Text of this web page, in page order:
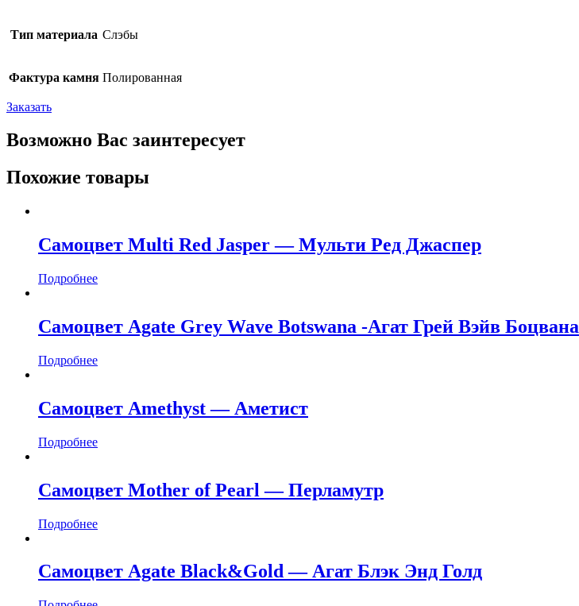
Тип материала Слэбы
Фактура камня Полированная
Заказать
Возможно Вас заинтересует
Похожие товары
Самоцвет Multi Red Jasper — Мульти Ред Джаспер
Подробнее
Самоцвет Agate Grey Wave Botswana -Агат Грей Вэйв Боцвана
Подробнее
Самоцвет Amethyst — Аметист
Подробнее
Самоцвет Mother of Pearl — Перламутр
Подробнее
Самоцвет Agate Black&Gold — Агат Блэк Энд Голд